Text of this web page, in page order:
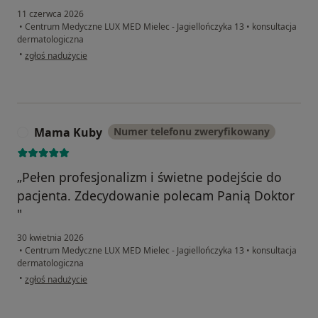
11 czerwca 2026
• Centrum Medyczne LUX MED Mielec - Jagiellończyka 13 • konsultacja
dermatologiczna
• w opinii użytkownika Kacper
zgłoś nadużycie
Mama Kuby Numer telefonu zweryfikowany
„Pełen profesjonalizm i świetne podejście do
pacjenta. Zdecydowanie polecam Panią Doktor
"
30 kwietnia 2026
• Centrum Medyczne LUX MED Mielec - Jagiellończyka 13 • konsultacja
dermatologiczna
• w opinii użytkownika Mama Kuby
zgłoś nadużycie